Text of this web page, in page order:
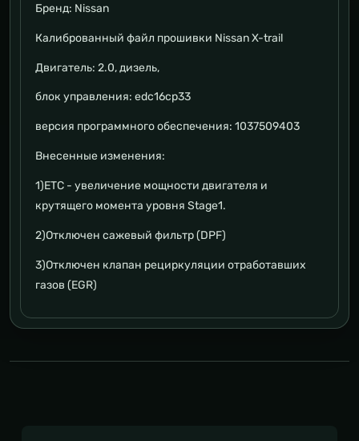
Бренд: Nissan
Калиброванный файл прошивки Nissan X-trail
Двигатель: 2.0, дизель,
блок управления: edc16cp33
версия программного обеспечения: 1037509403
Внесенные изменения:
1)ETC - увеличение мощности двигателя и
крутящего момента уровня Stage1.
2)Отключен сажевый фильтр (DPF)
3)Отключен клапан рециркуляции отработавших
газов (EGR)